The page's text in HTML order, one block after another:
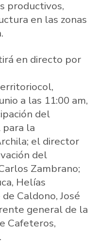
productivos,
en las zonas
en directo por
a las 11:00 am,
del
para la
el director
del
Zambrano;
Helías
Caldono, José
general de la
Cafeteros,